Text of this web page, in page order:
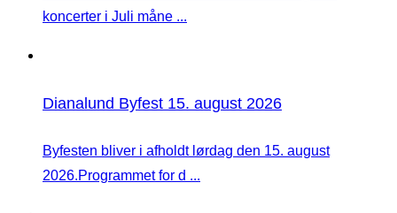
koncerter i Juli måne ...
Dianalund Byfest 15. august 2026
Byfesten bliver i afholdt lørdag den 15. august
2026.Programmet for d ...